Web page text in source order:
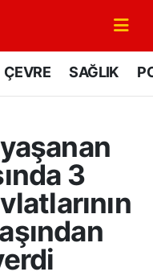
ÇEVRE SAĞLIK
3
Fikstür